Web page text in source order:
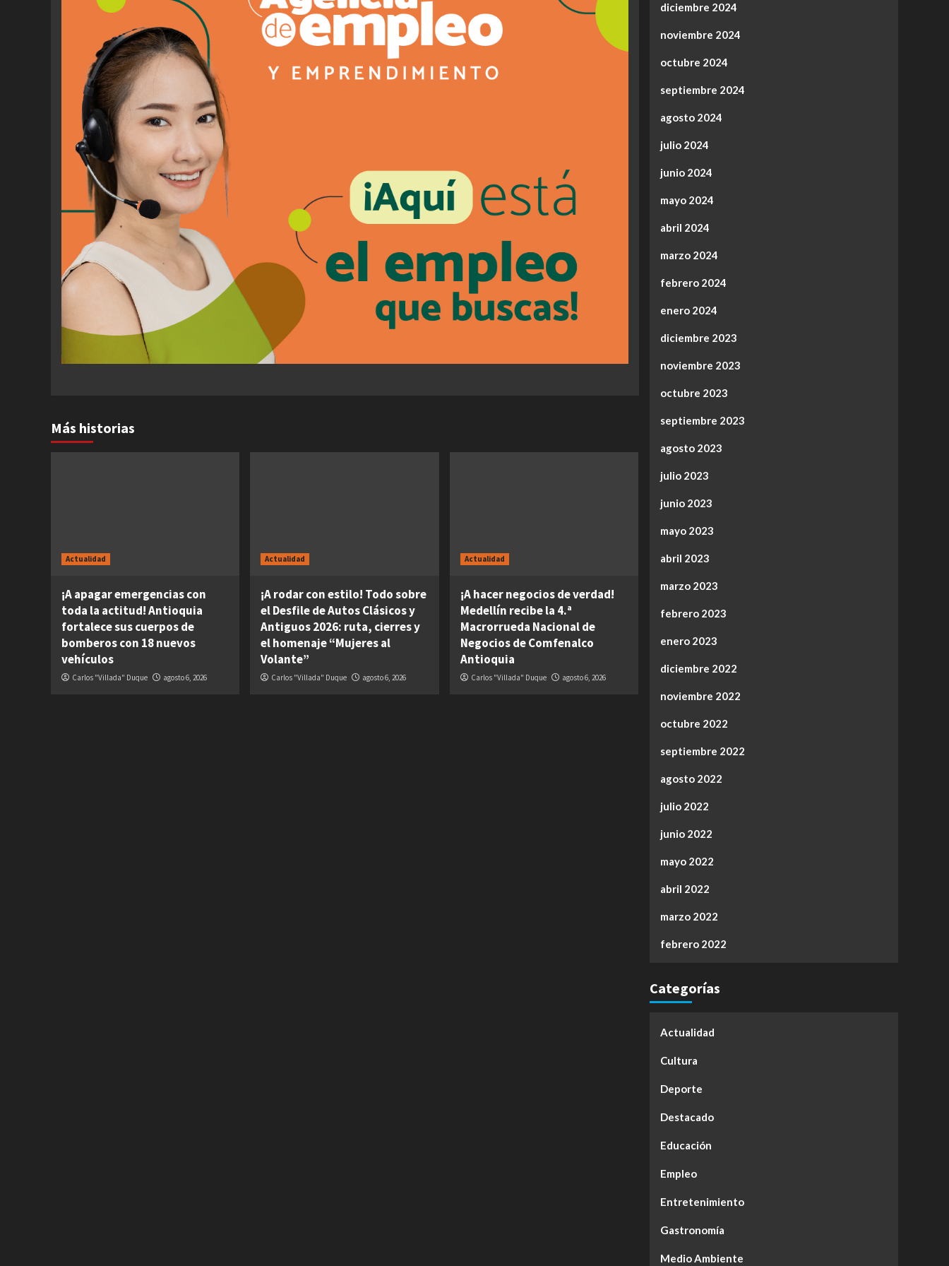
Más historias
Actualidad
¡A apagar emergencias con
toda la actitud! Antioquia
fortalece sus cuerpos de
bomberos con 18 nuevos
vehículos
Carlos "Villada" Duque agosto 6, 2026
Actualidad
¡A rodar con estilo! Todo sobre
el Desfile de Autos Clásicos y
Antiguos 2026: ruta, cierres y
el homenaje “Mujeres al
Volante”
Carlos "Villada" Duque agosto 6, 2026
Actualidad
¡A hacer negocios de verdad!
Medellín recibe la 4.ª
Macrorrueda Nacional de
Negocios de Comfenalco
Antioquia
Carlos "Villada" Duque agosto 6, 2026
diciembre 2024
noviembre 2024
octubre 2024
septiembre 2024
agosto 2024
julio 2024
junio 2024
mayo 2024
abril 2024
marzo 2024
febrero 2024
enero 2024
diciembre 2023
noviembre 2023
octubre 2023
septiembre 2023
agosto 2023
julio 2023
junio 2023
mayo 2023
abril 2023
marzo 2023
febrero 2023
enero 2023
diciembre 2022
noviembre 2022
octubre 2022
septiembre 2022
agosto 2022
julio 2022
junio 2022
mayo 2022
abril 2022
marzo 2022
febrero 2022
Categorías
Actualidad
Cultura
Deporte
Destacado
Educación
Empleo
Entretenimiento
Gastronomía
Medio Ambiente